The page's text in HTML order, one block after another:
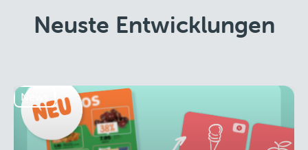
Neuste Entwicklungen
News